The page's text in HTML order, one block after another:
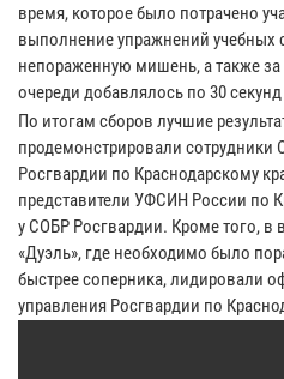
время, которое было потрачено
выполнение упражнений учебных
непораженную мишень, а также
очереди добавлялось по 30
По итогам сборов лучшие
продемонстрировали
Росгвардии по Краснодарскому
представители УФСИН России по
у СОБР Росгвардии. Кроме того,
«Дуэль», где необходимо было
быстрее соперника, лидировали
управления Росгвардии по